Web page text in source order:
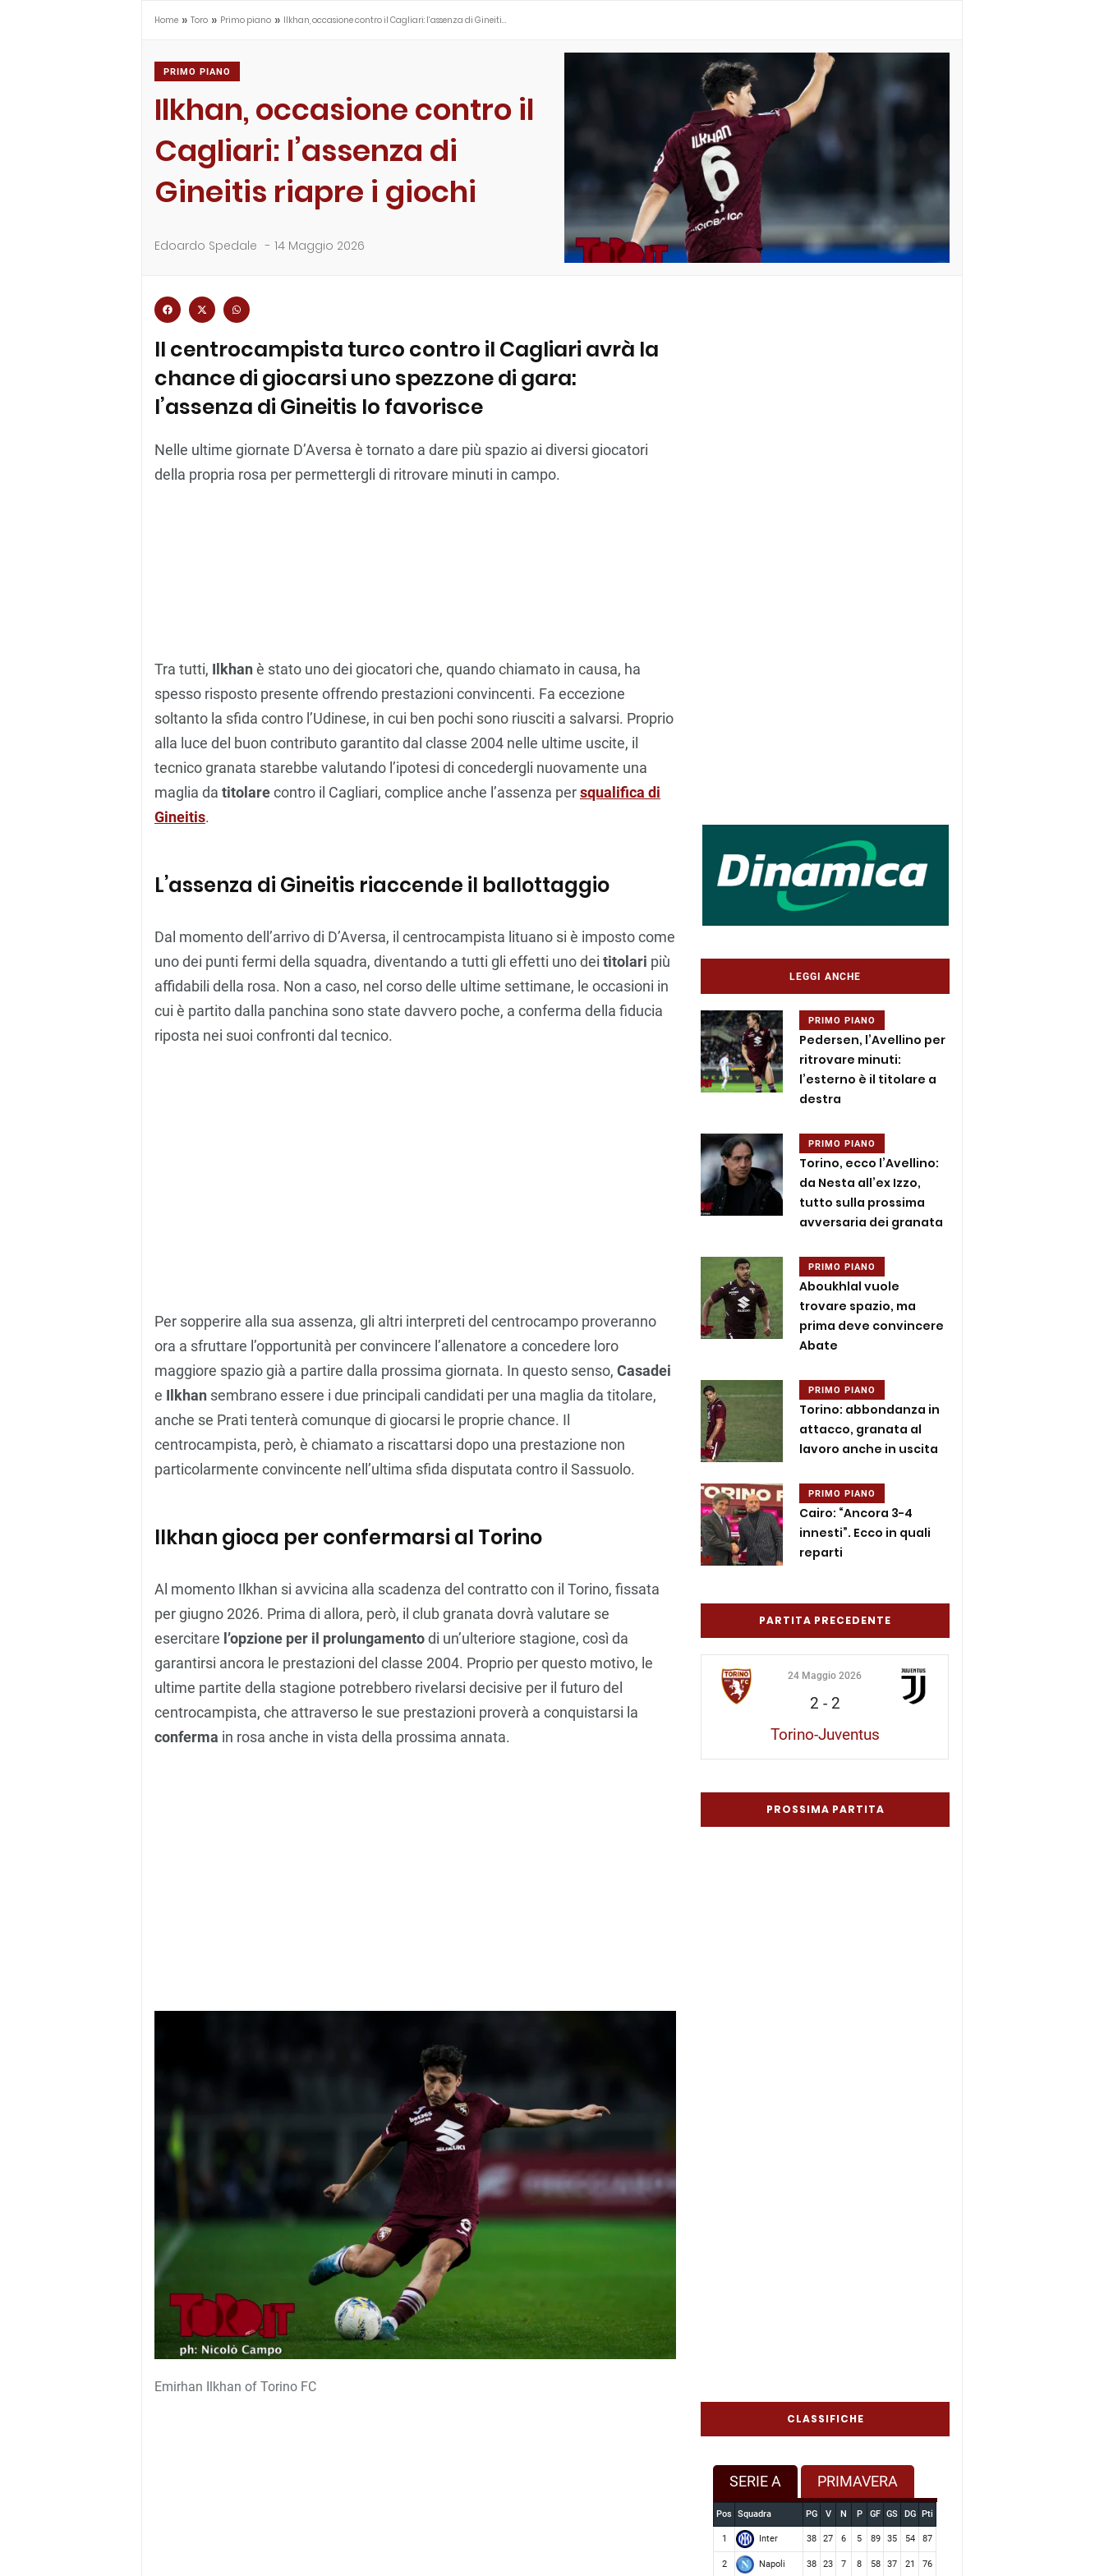
Home » Toro » Primo piano » Ilkhan, occasione contro il Cagliari: l’assenza di Gineiti…
PRIMO PIANO
Ilkhan, occasione contro il
Cagliari: l’assenza di
Gineitis riapre i giochi
Edoardo Spedale - 14 Maggio 2026
Il centrocampista turco contro il Cagliari avrà la
chance di giocarsi uno spezzone di gara:
l’assenza di Gineitis lo favorisce
Nelle ultime giornate D’Aversa è tornato a dare più spazio ai diversi giocatori
della propria rosa per permettergli di ritrovare minuti in campo.
Tra tutti, Ilkhan è stato uno dei giocatori che, quando chiamato in causa, ha
spesso risposto presente offrendo prestazioni convincenti. Fa eccezione
soltanto la sfida contro l’Udinese, in cui ben pochi sono riusciti a salvarsi. Proprio
alla luce del buon contributo garantito dal classe 2004 nelle ultime uscite, il
tecnico granata starebbe valutando l’ipotesi di concedergli nuovamente una
maglia da titolarecontro il Cagliari, complice anche l’assenza persqualifica di
Gineitis.
L’assenza di Gineitis riaccende il ballottaggio
Dal momento dell’arrivo di D’Aversa, il centrocampista lituano si è imposto come
uno dei punti fermi della squadra, diventando a tutti gli effetti uno dei titolari più
affidabili della rosa. Non a caso, nel corso delle ultime settimane, le occasioni in
cui è partito dalla panchina sono state davvero poche, a conferma della fiducia
riposta nei suoi confronti dal tecnico.
Per sopperire alla sua assenza, gli altri interpreti del centrocampo proveranno
ora a sfruttare l’opportunità per convincere l’allenatore a concedere loro
maggiore spazio già a partire dalla prossima giornata. In questo senso, Casadei
e Ilkhan sembrano essere i due principali candidati per una maglia da titolare,
anche se Prati tenterà comunque di giocarsi le proprie chance. Il
centrocampista, però, è chiamato a riscattarsi dopo una prestazione non
particolarmente convincente nell’ultima sfida disputata contro il Sassuolo.
Ilkhan gioca per confermarsi al Torino
Al momento Ilkhan si avvicina alla scadenza del contratto con il Torino, fissata
per giugno 2026. Prima di allora, però, il club granata dovrà valutare se
esercitare l’opzione per il prolungamentodi un’ulteriore stagione, così da
garantirsi ancora le prestazioni del classe 2004. Proprio per questo motivo, le
ultime partite della stagione potrebbero rivelarsi decisive per il futuro del
centrocampista, che attraverso le sue prestazioni proverà a conquistarsi la
conferma in rosa anche in vista della prossima annata.
Emirhan Ilkhan of Torino FC
LEGGI ANCHE
PRIMO PIANO
Pedersen, l’Avellino per
ritrovare minuti:
l’esterno è il titolare a
destra
PRIMO PIANO
Torino, ecco l’Avellino:
da Nesta all’ex Izzo,
tutto sulla prossima
avversaria dei granata
PRIMO PIANO
Aboukhlal vuole
trovare spazio, ma
prima deve convincere
Abate
PRIMO PIANO
Torino: abbondanza in
attacco, granata al
lavoro anche in uscita
PRIMO PIANO
Cairo: “Ancora 3-4
innesti”. Ecco in quali
reparti
PARTITA PRECEDENTE
24 Maggio 2026
2 - 2
Torino-Juventus
PROSSIMA PARTITA
CLASSIFICHE
SERIE A PRIMAVERA
Pos Squadra PG V N P GF GS DG Pti
1 Inter 38 27 6 5 89 35 54 87
2 Napoli 38 23 7 8 58 37 21 76